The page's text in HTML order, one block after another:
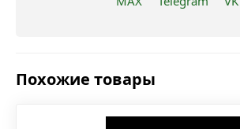
Похожие товары